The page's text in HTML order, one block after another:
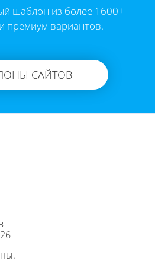
шаблон из более 1600+
премиум вариантов.
САЙТОВ